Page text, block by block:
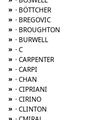
» · BÖTTCHER
» · BREGOVIC
» · BROUGHTON
» · BURWELL
» · C
» · CARPENTER
» · CARPI
» · CHAN
» · CIPRIANI
» · CIRINO
» · CLINTON